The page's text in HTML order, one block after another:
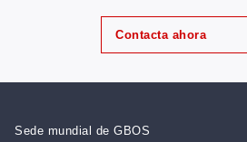
Contacta ahora
Sede mundial de GBOS